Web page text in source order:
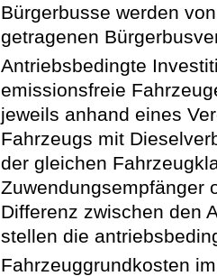
Bürgerbusse werden
getragenen
Antriebsbedingte
emissionsfreie
jeweils anhand eines
Fahrzeugs mit
der gleichen
Zuwendungsempfänger
Differenz zwischen den
stellen die
Fahrzeuggrundkosten